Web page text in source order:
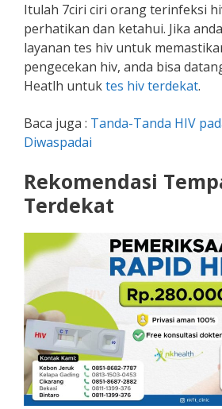
Itulah 7ciri ciri orang terinfeksi
perhatikan dan ketahui. Jika
layanan tes hiv untuk
pengecekan hiv, anda bisa
Heatlh untuktes hiv terdekat.
Baca juga : Tanda-Tanda HIV
Diwaspadai
Rekomendasi
Terdekat